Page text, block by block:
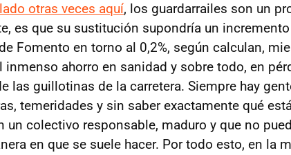
otras veces aquí, los guardarrailes son un
es que su sustitución supondría un
Fomento en torno al 0,2%, según calculan,
inmenso ahorro en sanidad y sobre todo, en
las guillotinas de la carretera. Siempre hay
temeridades y sin saber exactamente qué
un colectivo responsable, maduro y que no
en que se suele hacer. Por todo esto, en la